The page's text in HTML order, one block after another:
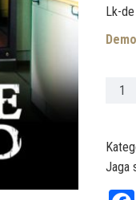
Lk-
Demo
Jaga